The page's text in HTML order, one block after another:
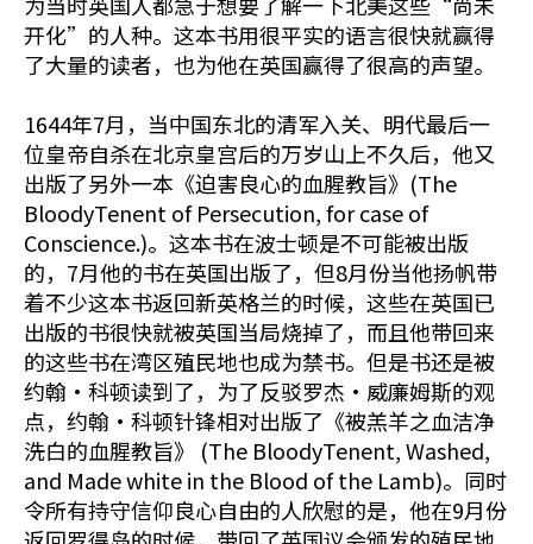
开化”的人种。这本书用很平实的语言很快就赢得
了大量的读者，也为他在英国赢得了很高的声望。
1644年7月，当中国东北的清军入关、明代最后一
位皇帝自杀在北京皇宫后的万岁山上不久后，他又
出版了另外一本《迫害良心的血腥教旨》(The
BloodyTenent of Persecution, for case of
Conscience.)。这本书在波士顿是不可能被出版
的，7月他的书在英国出版了，但8月份当他扬帆带
着不少这本书返回新英格兰的时候，这些在英国已
出版的书很快就被英国当局烧掉了，而且他带回来
的这些书在湾区殖民地也成为禁书。但是书还是被
约翰•科顿读到了，为了反驳罗杰•威廉姆斯的观
点，约翰•科顿针锋相对出版了《被羔羊之血洁净
洗白的血腥教旨》 (The BloodyTenent, Washed,
and Made white in the Blood of the Lamb)。同时
令所有持守信仰良心自由的人欣慰的是，他在9月份